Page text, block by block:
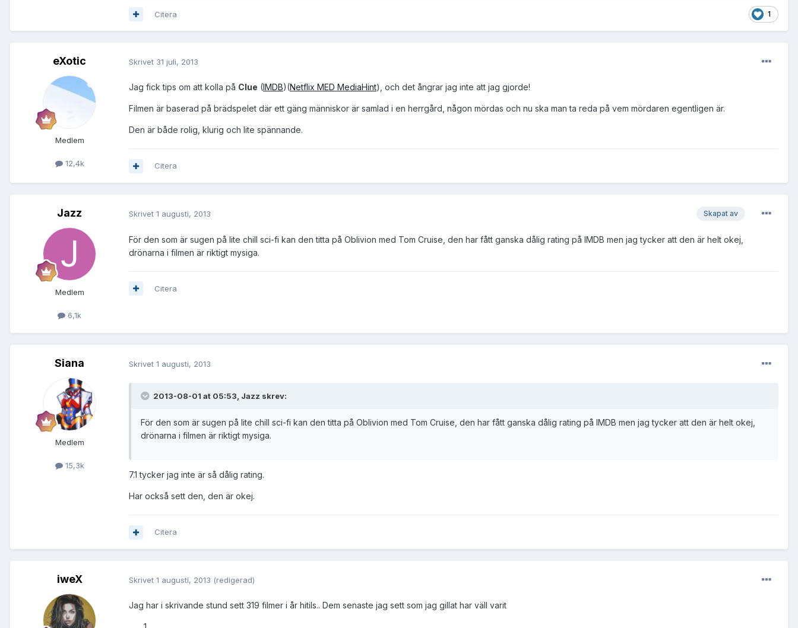
1
Citera
eXotic
Medlem
12,4k
Skrivet 31 juli, 2013
Jag fick tips om att kolla på Clue (IMDB)(Netflix MED MediaHint), och det ångrar jag inte att jag gjorde!
Filmen är baserad på brädspelet där ett gäng människor är samlad i en herrgård, någon mördas och nu ska man ta reda på vem mördaren egentligen är.
Den är både rolig, klurig och lite spännande.
Citera
Jazz
Medlem
6,1k
Skapat av
Skrivet 1 augusti, 2013
För den som är sugen på lite chill sci-fi kan den titta på Oblivion med Tom Cruise, den har fått ganska dålig rating på IMDB men jag tycker att den är helt okej,
drönarna i filmen är riktigt mysiga.
Citera
Siana
Medlem
15,3k
Skrivet 1 augusti, 2013
2013-08-01 at 05:53, Jazz skrev:
För den som är sugen på lite chill sci-fi kan den titta på Oblivion med Tom Cruise, den har fått ganska dålig rating på IMDB men jag tycker att den är helt okej,
drönarna i filmen är riktigt mysiga.
7.1 tycker jag inte är så dålig rating.
Har också sett den, den är okej.
Citera
iweX Skrivet 1 augusti, 2013 (redigerad)
Jag har i skrivande stund sett 319 filmer i år hitils.. Dem senaste jag sett som jag gillat har väll varit